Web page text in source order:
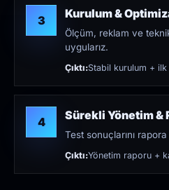
3 Kurulum &
Ölçüm, reklam ve
uygularız.
Çıktı:Stabil kurulum +
4 Sürekli Yönetim &
Test sonuçlarını
Çıktı:Yönetim raporu +